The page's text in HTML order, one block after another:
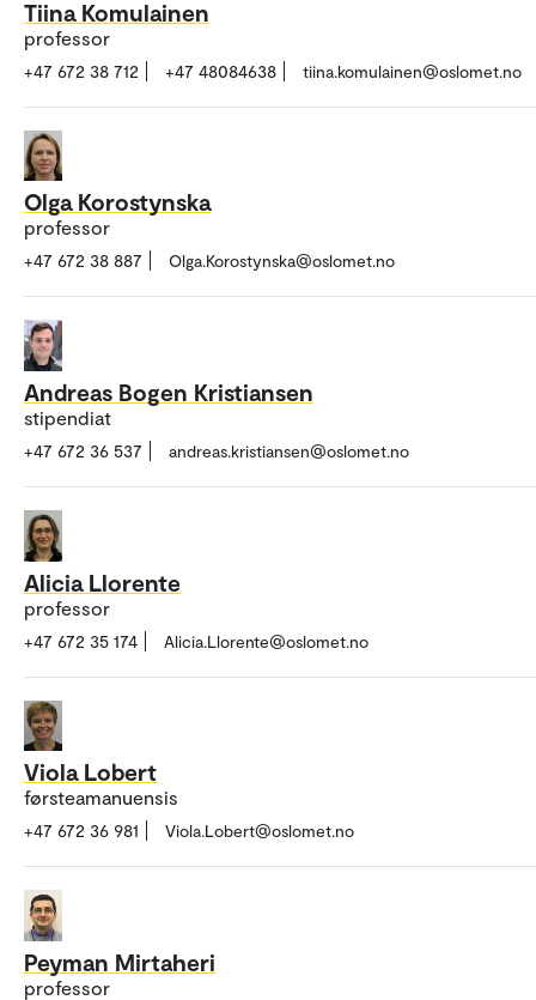
Tiina Komulainen
professor
+47 672 38 712 +47 48084638 tiina.komulainen@oslomet.no
Olga Korostynska
professor
+47 672 38 887 Olga.Korostynska@oslomet.no
Andreas Bogen Kristiansen
stipendiat
+47 672 36 537 andreas.kristiansen@oslomet.no
Alicia Llorente
professor
+47 672 35 174 Alicia.Llorente@oslomet.no
Viola Lobert
førsteamanuensis
+47 672 36 981 Viola.Lobert@oslomet.no
Peyman Mirtaheri
professor